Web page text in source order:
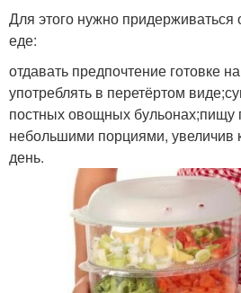
Для этого нужно
еде:
отдавать предпочтение готовке
употреблять в перетёртом
постных овощных бульонах;пищу
небольшими порциями, увеличив
день.